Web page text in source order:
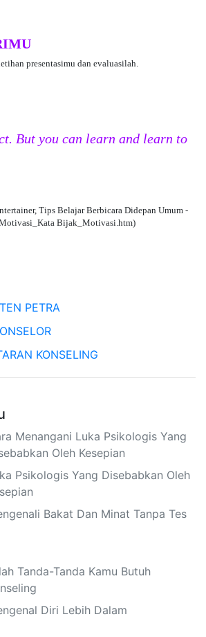
presentasimu dan evaluasilah.
But you can learn and learn to
Tips Belajar Berbicara Didepan Umum -
Bijak_Motivasi.htm)
PETRA
KONSELING
Menangani Luka Psikologis Yang
Oleh Kesepian
Psikologis Yang Disebabkan Oleh
Bakat Dan Minat Tanpa Tes
Tanda-Tanda Kamu Butuh
Diri Lebih Dalam